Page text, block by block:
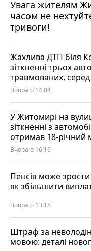
Увага жителям
часом не
тривоги!
Жахлива ДТП біля
зіткненні трьох
травмованих, серед
Вчора о 14:04
У Житомирі на
зіткненні з
отримав 18-річний
Вчора о 16:16
Пенсія може
як збільшити
Вчора о 13:15
Штраф за
мовою: деталі